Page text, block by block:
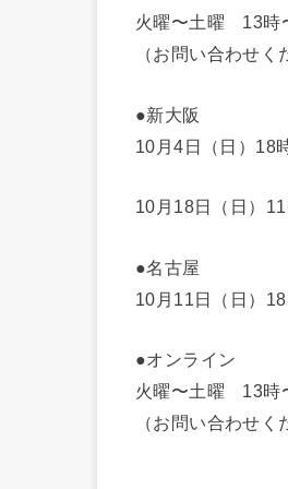
火曜〜土曜 13時
（お問い合わせく
●新大阪
10月4日（日）18
10月18日（日）
●名古屋
10月11日（日）
●オンライン
火曜〜土曜 13時
（お問い合わせく